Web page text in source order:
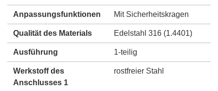
Anpassungsfunktionen Mit Sicherheitskragen
Qualität des Materials Edelstahl 316 (1.4401)
Ausführung 1-teilig
Werkstoff des
Anschlusses 1
rostfreier Stahl